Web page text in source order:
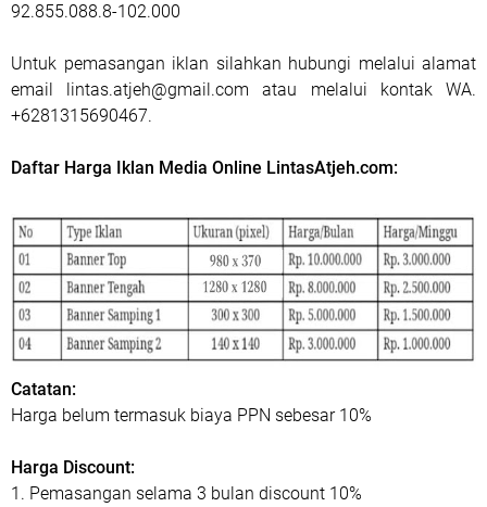
92.855.088.8-102.000
Untuk pemasangan iklan silahkan hubungi melalui alamat
email lintas.atjeh@gmail.com atau melalui kontak WA.
+6281315690467.
Daftar Harga Iklan Media Online LintasAtjeh.com:
Catatan:
Harga belum termasuk biaya PPN sebesar 10%
Harga Discount:
1. Pemasangan selama 3 bulan discount 10%